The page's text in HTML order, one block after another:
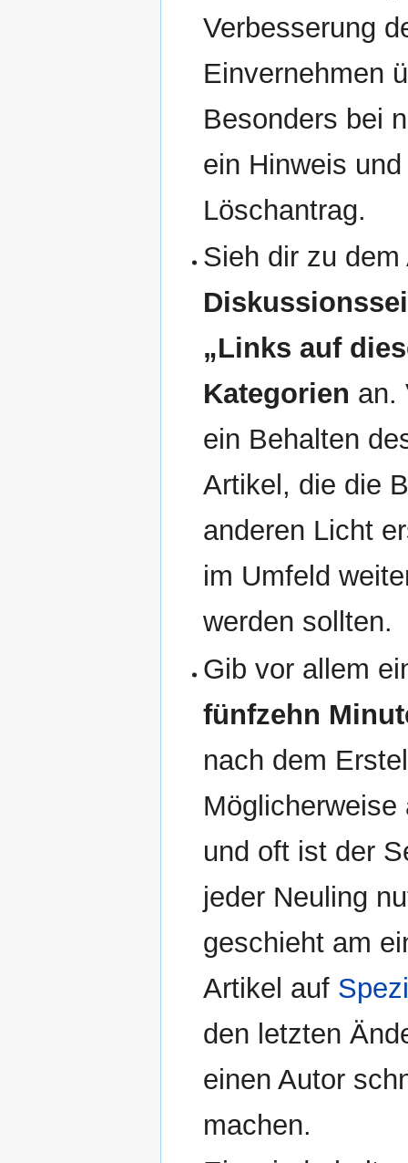
Verbesserung
Einvernehmen
Besonders bei
ein Hinweis
Löschantrag.
Sieh dir zu
„Links auf
Kategorien an.
ein Behalten
Artikel, die die
anderen Licht
im Umfeld
werden sollten.
Gib vor allem
fünfzehn
nach dem
und oft ist der
jeder Neuling
geschieht am
Artikel auf
den letzten
einen Autor
machen.